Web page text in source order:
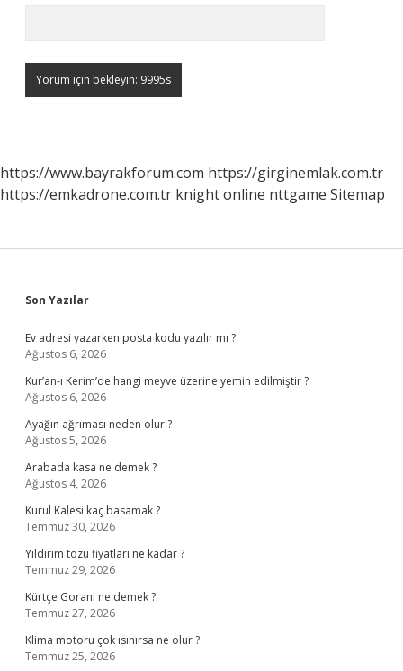
https://www.bayrakforum.com https://girginemlak.com.tr
https://emkadrone.com.tr knight online nttgame Sitemap
Sidebar
Son Yazılar
Ev adresi yazarken posta kodu yazılır mı ?
Ağustos 6, 2026
Kur’an-ı Kerim’de hangi meyve üzerine yemin edilmiştir ?
Ağustos 6, 2026
Ayağın ağrıması neden olur ?
Ağustos 5, 2026
Arabada kasa ne demek ?
Ağustos 4, 2026
Kurul Kalesi kaç basamak ?
Temmuz 30, 2026
Yıldırım tozu fiyatları ne kadar ?
Temmuz 29, 2026
Kürtçe Gorani ne demek ?
Temmuz 27, 2026
Klima motoru çok ısınırsa ne olur ?
Temmuz 25, 2026